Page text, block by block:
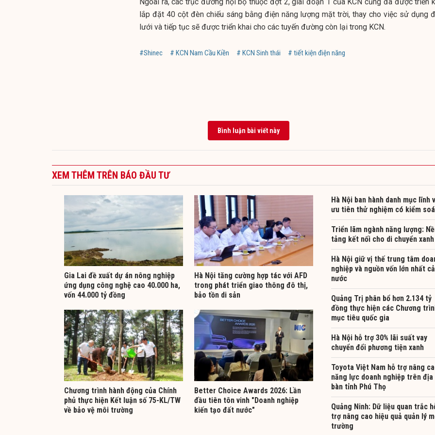
lắp đặt 40 cột đèn chiếu sáng bằng điện năng lượng mặt trời, thay cho việc sử dụng
lưới và tiếp tục sẽ được triển khai cho các tuyến đường còn lại trong KCN.
#Shinec # KCN Nam Cầu Kiền # KCN Sinh thái # tiết kiện điện năng
Bình luận bài viết này
XEM THÊM TRÊN BÁO ĐẦU TƯ
Gia Lai đề xuất dự án nông nghiệp
ứng dụng công nghệ cao 40.000 ha,
vốn 44.000 tỷ đồng
Hà Nội tăng cường hợp tác với AFD
trong phát triển giao thông đô thị,
bảo tồn di sản
Chương trình hành động của Chính
phủ thực hiện Kết luận số 75-KL/TW
về bảo vệ môi trường
Better Choice Awards 2026: Lần
đầu tiên tôn vinh "Doanh nghiệp
kiến tạo đất nước"
Hà Nội ban hành danh mục lĩnh
ưu tiên thử nghiệm có kiểm
Triển lãm ngành năng lượng:
tảng kết nối cho di chuyển xanh
Hà Nội giữ vị thế trung tâm
nghiệp và nguồn vốn lớn nhất cả
nước
Quảng Trị phân bổ hơn 2.134 tỷ
đồng thực hiện các Chương
mục tiêu quốc gia
Hà Nội hỗ trợ 30% lãi suất vay
chuyển đổi phương tiện xanh
Toyota Việt Nam hỗ trợ nâng
năng lực doanh nghiệp trên địa
bàn tỉnh Phú Thọ
Quảng Ninh: Dữ liệu quan trắc
trợ nâng cao hiệu quả quản lý
trường